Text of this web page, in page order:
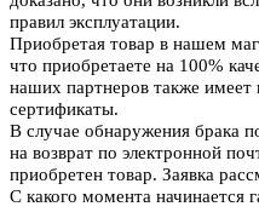
правил эксплуатации.
Приобретая товар в нашем
что приобретаете на 100%
наших партнеров также имеет
сертификаты.
В случае обнаружения брака
на возврат по электронной
приобретен товар. Заявка
С какого момента начинается